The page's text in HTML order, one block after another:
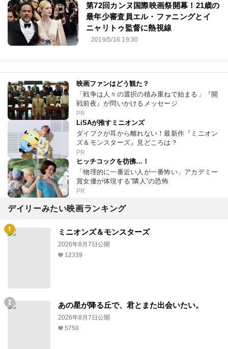
第72回カンヌ国際映画祭開幕！21歳の
最年少審査員エル・ファニングとイ
ニャリトゥ監督に熱視線
2019/5/16 19:30
映画ファンはどう観た？
「戦争は人々の選択の積み重ねで始まる」『開
戦前夜』が問いかけるメッセージ
PR
LiSAが推すミニオンズ
ダイフクが耳から離れない！最新作『ミニオン
ズ＆モンスターズ』見どころは？
PR
ヒッチコックを彷彿…！
「物理的に一番近い人が一番怖い」アカデミー
賞女優が体現する“隣人”の恐怖
PR
デイリーみたい映画ランキング
ミニオンズ＆モンスターズ
2026年8月7日公開
12339
あの星が降る丘で、君とまた出会いたい。
2026年8月7日公開
5750